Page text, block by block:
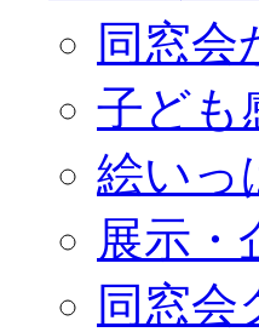
同窓会
子ども
絵いっ
展示・
同窓会